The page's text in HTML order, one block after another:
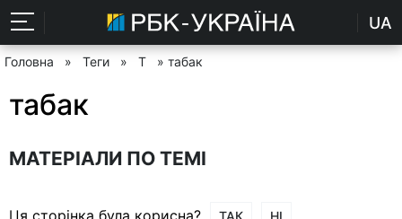
UA
Головна » Теги » Т » табак
табак
МАТЕРІАЛИ ПО ТЕМІ
Ця сторінка була корисна? ТАК НІ